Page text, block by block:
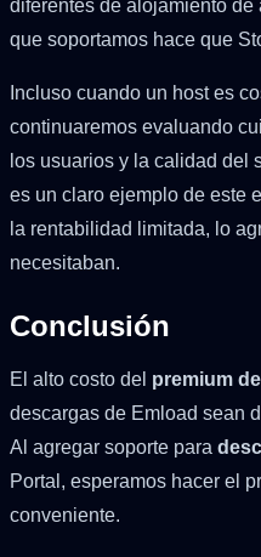
diferentes de alojamiento
que soportamos hace que
Incluso cuando un host es
continuaremos evaluando
los usuarios y la calidad del
es un claro ejemplo de este
la rentabilidad limitada, lo
necesitaban.
Conclusión
El alto costo del premium
descargas de Emload sean
Al agregar soporte para
Portal, esperamos hacer el
conveniente.